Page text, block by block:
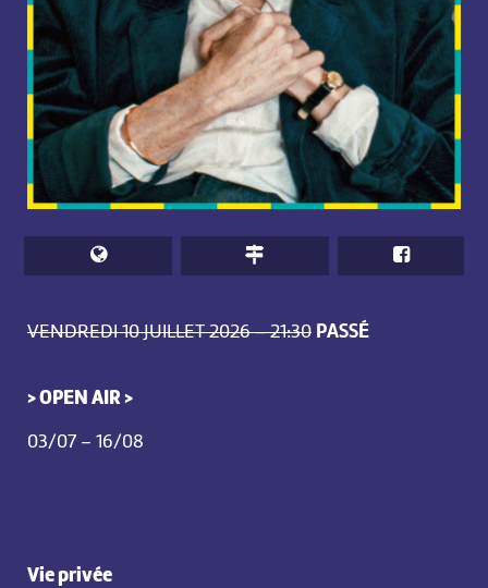
VENDREDI 10 JUILLET 2026 – 21:30 PASSÉ
> OPEN AIR >
03/07 – 16/08
Vie privée